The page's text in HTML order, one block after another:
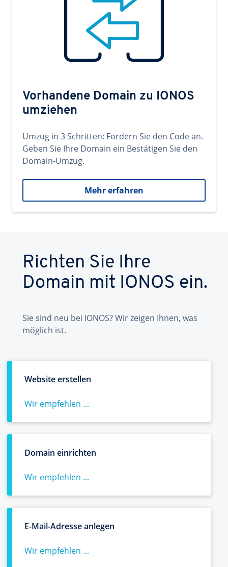
Vorhandene Domain zu IONOS
umziehen
Umzug in 3 Schritten: Fordern Sie den Code an.
Geben Sie Ihre Domain ein Bestätigen Sie den
Domain-Umzug.
Mehr erfahren
Richten Sie Ihre
Domain mit IONOS ein.
Sie sind neu bei IONOS? Wir zeigen Ihnen, was
möglich ist.
Website erstellen
Wir empfehlen ...
Domain einrichten
Wir empfehlen ...
E-Mail-Adresse anlegen
Wir empfehlen ...